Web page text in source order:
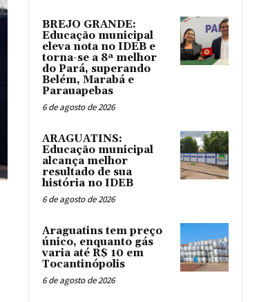
BREJO GRANDE:
Educação municipal
eleva nota no IDEB e
torna-se a 8ª melhor
do Pará, superando
Belém, Marabá e
Parauapebas
6 de agosto de 2026
ARAGUATINS:
Educação municipal
alcança melhor
resultado de sua
história no IDEB
6 de agosto de 2026
Araguatins tem preço
único, enquanto gás
varia até R$ 10 em
Tocantinópolis
6 de agosto de 2026